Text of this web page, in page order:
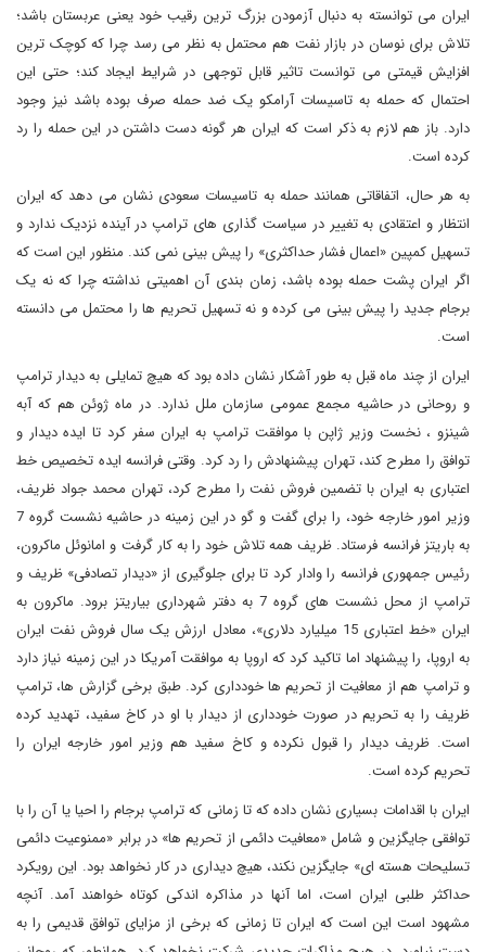
ایران می توانسته به دنبال آزمودن بزرگ ترین رقیب خود یعنی عربستان باشد؛
تلاش برای نوسان در بازار نفت هم محتمل به نظر می رسد چرا که کوچک ترین
افزایش قیمتی می توانست تاثیر قابل توجهی در شرایط ایجاد کند؛ حتی این
احتمال که حمله به تاسیسات آرامکو یک ضد حمله صرف بوده باشد نیز وجود
دارد. باز هم لازم به ذکر است که ایران هر گونه دست داشتن در این حمله را رد
کرده است.
به هر حال، اتفاقاتی همانند حمله به تاسیسات سعودی نشان می دهد که ایران
انتظار و اعتقادی به تغییر در سیاست گذاری های ترامپ در آینده نزدیک ندارد و
تسهیل کمپین «اعمال فشار حداکثری» را پیش بینی نمی کند. منظور این است که
اگر ایران پشت حمله بوده باشد، زمان بندی آن اهمیتی نداشته چرا که نه یک
برجام جدید را پیش بینی می کرده و نه تسهیل تحریم ها را محتمل می دانسته
است.
ایران از چند ماه قبل به طور آشکار نشان داده بود که هیچ تمایلی به دیدار ترامپ
و روحانی در حاشیه مجمع عمومی سازمان ملل ندارد. در ماه ژوئن هم که آبه
شینزو ، نخست وزیر ژاپن با موافقت ترامپ به ایران سفر کرد تا ایده دیدار و
توافق را مطرح کند، تهران پیشنهادش را رد کرد. وقتی فرانسه ایده تخصیص خط
اعتباری به ایران با تضمین فروش نفت را مطرح کرد، تهران محمد جواد ظریف،
وزیر امور خارجه خود، را برای گفت و گو در این زمینه در حاشیه نشست گروه 7
به باریتز فرانسه فرستاد. ظریف همه تلاش خود را به کار گرفت و امانوئل ماکرون،
رئیس جمهوری فرانسه را وادار کرد تا برای جلوگیری از «دیدار تصادفی» ظریف و
ترامپ از محل نشست های گروه 7 به دفتر شهرداری بیاریتز برود. ماکرون به
ایران «خط اعتباری 15 میلیارد دلاری»، معادل ارزش یک سال فروش نفت ایران
به اروپا، را پیشنهاد اما تاکید کرد که اروپا به موافقت آمریکا در این زمینه نیاز دارد
و ترامپ هم از معافیت از تحریم ها خودداری کرد. طبق برخی گزارش ها، ترامپ
ظریف را به تحریم در صورت خودداری از دیدار با او در کاخ سفید، تهدید کرده
است. ظریف دیدار را قبول نکرده و کاخ سفید هم وزیر امور خارجه ایران را
تحریم کرده است.
ایران با اقدامات بسیاری نشان داده که تا زمانی که ترامپ برجام را احیا یا آن را با
توافقی جایگزین و شامل «معافیت دائمی از تحریم ها» در برابر «ممنوعیت دائمی
تسلیحات هسته ای» جایگزین نکند، هیچ دیداری در کار نخواهد بود. این رویکرد
حداکثر طلبی ایران است، اما آنها در مذاکره اندکی کوتاه خواهند آمد. آنچه
مشهود است این است که ایران تا زمانی که برخی از مزایای توافق قدیمی را به